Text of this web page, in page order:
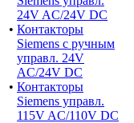
24V AC/24V DC
• Контакторы
Siemens с ручным
управл. 24V
AC/24V DC
• Контакторы
Siemens управл.
115V AC/110V DC